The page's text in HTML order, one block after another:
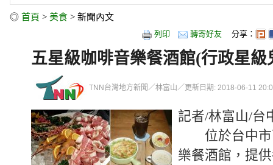
◎ 首頁 > 美食 > 新聞內文
列印 轉寄好友 分享：
五星級咖啡音樂餐酒館(行政星級
TNN台灣地方新聞／林富山／更新日期: 2018-06-11
記者/林富山/台
位於台中市
樂餐酒館，提